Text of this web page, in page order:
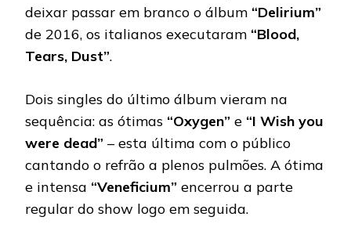
deixar passar em branco o álbum “Delirium”
de 2016, os italianos executaram “Blood,
Tears, Dust”.
Dois singles do último álbum vieram na
sequência: as ótimas “Oxygen” e “I Wish you
were dead” – esta última com o público
cantando o refrão a plenos pulmões. A ótima
e intensa “Veneficium” encerrou a parte
regular do show logo em seguida.